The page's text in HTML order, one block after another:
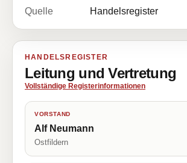
Quelle
Handelsregister
HANDELSREGISTER
Leitung und Vertretung
Vollständige Registerinformationen
VORSTAND
Alf Neumann
Ostfildern